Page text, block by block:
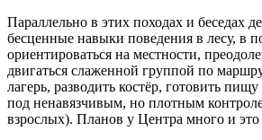
Параллельно в этих походах и беседах
бесценные навыки поведения в лесу, в
ориентироваться на местности,
двигаться слаженной группой по
лагерь, разводить костёр, готовить пищу
под ненавязчивым, но плотным
взрослых). Планов у Центра много и это